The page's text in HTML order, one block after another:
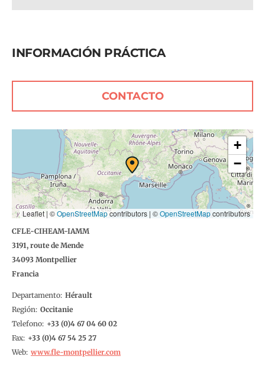
INFORMACIÓN PRÁCTICA
CONTACTO
+
−
Leaflet | ©OpenStreetMapcontributors | ©OpenStreetMapcontributors
CFLE-CIHEAM-IAMM
3191, route de Mende
34093 Montpellier
Francia
Departamento Hérault
Región Occitanie
Telefono
4 67 04 60 02
Fax
4 67 54 25 27
Web www.fle-montpellier.com